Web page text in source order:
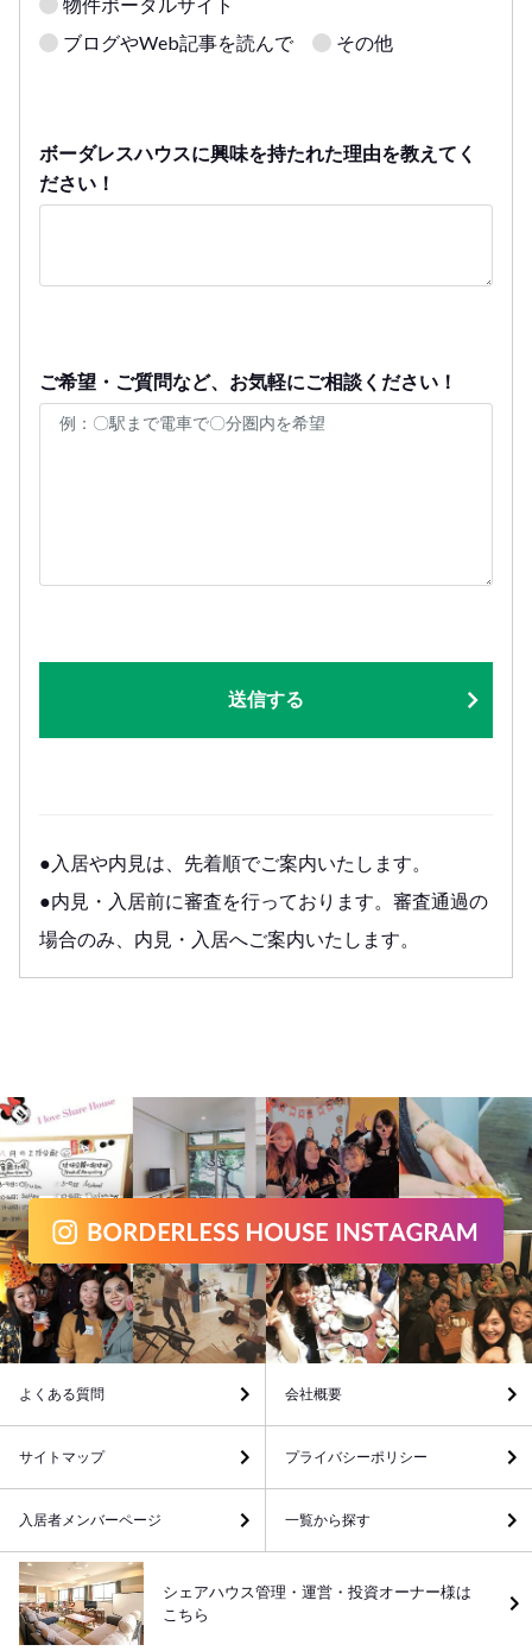
ブログやWeb記事を読んで
その他
ボーダレスハウスに興味を持たれた理由を教えてく
ださい！
ご希望・ご質問など、お気軽にご相談ください！
送信する
●入居や内見は、先着順でご案内いたします。
●内見・入居前に審査を行っております。審査通過の
場合のみ、内見・入居へご案内いたします。
よくある質問 会社概要
サイトマップ プライバシーポリシー
入居者メンバーページ 一覧から探す
シェアハウス管理・運営・投資オーナー様は
こちら